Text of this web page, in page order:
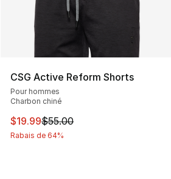
CSG Active Reform Shorts
Pour hommes
Charbon chiné
Cet article est en solde. Le prix
$19.99$55.00
Rabais de 64%